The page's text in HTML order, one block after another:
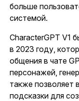
больше
системой.
CharacterGPT V1
в 2023 году,
общения в чате
персонажей,
также позволяет
подсказки для